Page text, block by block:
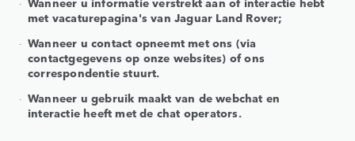
met vacaturepagina's van Jaguar Land Rover;
Wanneer u contact opneemt met ons (via
contactgegevens op onze websites) of ons
correspondentie stuurt.
Wanneer u gebruik maakt van de webchat en
interactie heeft met de chat operators.